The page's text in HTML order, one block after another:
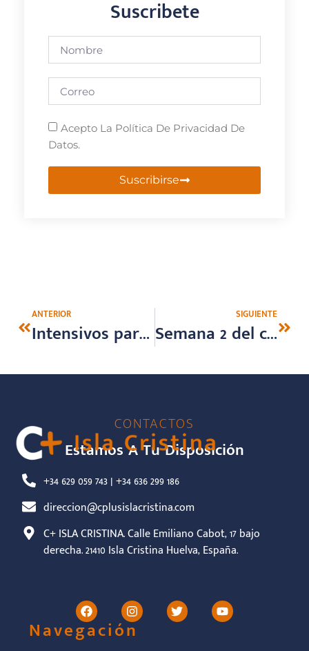
Suscribete
Acepto La Política De Privacidad De
Datos.
Suscribirse
ANTERIOR
Intensivos para este verano
SIGUIENTE
Semana 2 del campus de inglés
CONTACTOS
Estamos A Tu Disposición
+34 629 059 743 | +34 636 299 186
direccion@cplusislacristina.com
C+ ISLA CRISTINA. Calle Emiliano Cabot, 17 bajo
derecha. 21410 Isla Cristina Huelva, España.
Navegación